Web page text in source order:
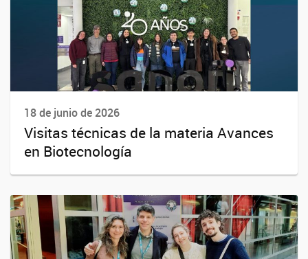
18 de junio de 2026
Visitas técnicas de la materia Avances
en Biotecnología